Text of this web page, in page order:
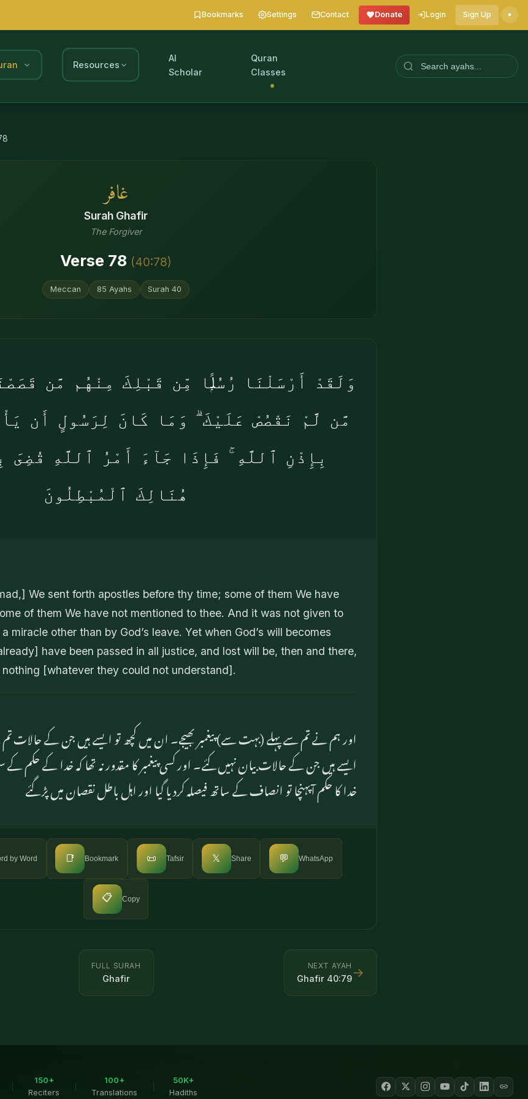
Bookmarks Settings Contact Donate Login Sign Up
Resources
AI
Scholar
Quran
Classes
غافر
Surah Ghafir
The Forgiver
Verse 78 (40:78)
Meccan 85 Ayahs Surah 40
وَلَقَدْ أَرْسَلْنَا رُسُلًۭا مِّن قَبْلِكَ مِنْهُم مَّن
مَّن لَّمْ نَقْصُصْ عَلَيْكَ ۗ وَمَا كَانَ لِرَسُولٍ أَن
بِإِذْنِ ٱللَّهِ ۚ فَإِذَا جَآءَ أَمْرُ ٱللَّهِ قُضِىَ
هُنَالِكَ ٱلْمُبْطِلُونَ
We sent forth apostles before thy time; some of them We have
of them We have not mentioned to thee. And it was not given to
miracle other than by God’s leave. Yet when God’s will becomes
have been passed in all justice, and lost will be, then and there,
[whatever they could not understand].
اور ہم نے تم سے پہلے (بہت سے) پیغمبر بھیجے۔ ان میں کچھ تو ایسے ہیں جن کے حالات
ایسے ہیں جن کے حالات بیان نہیں کئے۔ اور کسی پیغمبر کا مقدور نہ تھا کہ خدا کے حکم
خدا کا حکم آپہنچا تو انصاف کے ساتھ فیصلہ کردیا گیا اور اہل باطل نقصان میں پڑ گئے
by Word 📑 Bookmark 📜 Tafsir 𝕏 Share 💬 WhatsApp
📋 Copy
FULL SURAH
Ghafir
NEXT AYAH
Ghafir 40:79→
150+
Reciters
100+
Translations
50K+
Hadiths